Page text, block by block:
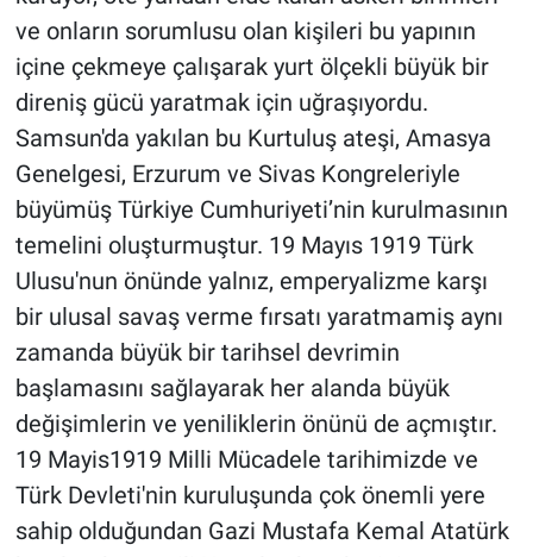
ve onların sorumlusu olan kişileri bu yapının
içine çekmeye çalışarak yurt ölçekli büyük bir
direniş gücü yaratmak için uğraşıyordu.
Samsun'da yakılan bu Kurtuluş ateşi, Amasya
Genelgesi, Erzurum ve Sivas Kongreleriyle
büyümüş Türkiye Cumhuriyeti’nin kurulmasının
temelini oluşturmuştur. 19 Mayıs 1919 Türk
Ulusu'nun önünde yalnız, emperyalizme karşı
bir ulusal savaş verme fırsatı yaratmamiş aynı
zamanda büyük bir tarihsel devrimin
başlamasını sağlayarak her alanda büyük
değişimlerin ve yeniliklerin önünü de açmıştır.
19 Mayis1919 Milli Mücadele tarihimizde ve
Türk Devleti'nin kuruluşunda çok önemli yere
sahip olduğundan Gazi Mustafa Kemal Atatürk